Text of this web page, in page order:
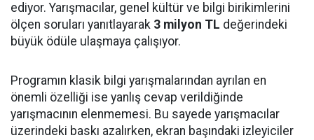
ediyor. Yarışmacılar, genel kültür ve bilgi birikimlerini
ölçen soruları yanıtlayarak 3 milyon TL değerindeki
büyük ödüle ulaşmaya çalışıyor.
Programın klasik bilgi yarışmalarından ayrılan en
önemli özelliği ise yanlış cevap verildiğinde
yarışmacının elenmemesi. Bu sayede yarışmacılar
üzerindeki baskı azalırken, ekran başındaki izleyiciler